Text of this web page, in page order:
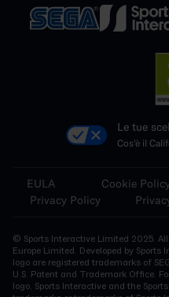
Le tue
Cos'è il
EULA Cookie Policy
Privacy Policy
© Sports Interactive Limited 2025.
Europe Limited. Developed by Sports
logo are registered trademarks of
U.S. Patent and Trademark Office.
logo, Sports Interactive and the